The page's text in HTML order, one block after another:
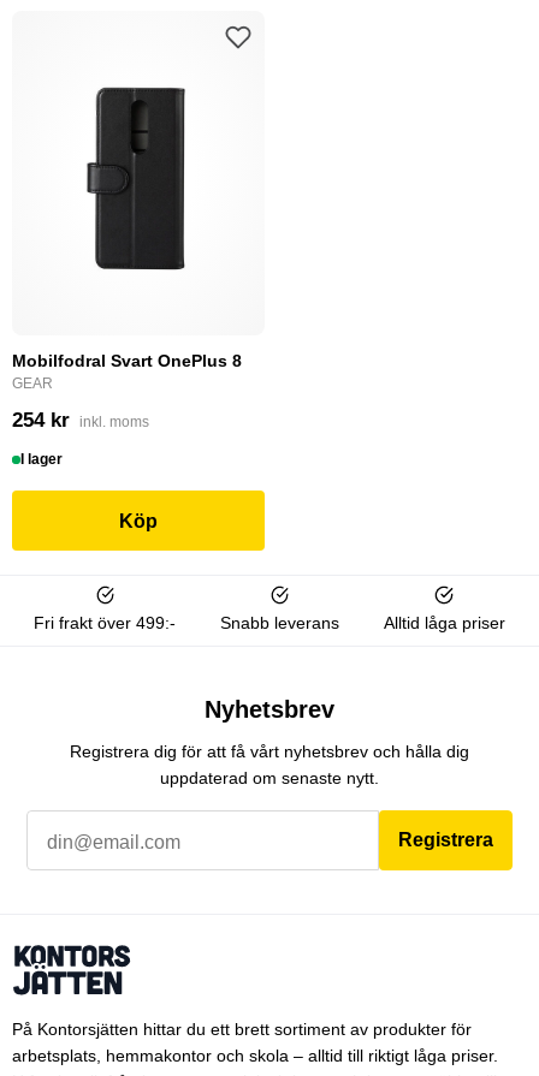
Mobilfodral Svart OnePlus 8
GEAR
254 kr inkl. moms
I lager
Köp
Fri frakt över 499:- Snabb leverans Alltid låga priser
Nyhetsbrev
Registrera dig för att få vårt nyhetsbrev och hålla dig
uppdaterad om senaste nytt.
Registrera
På Kontorsjätten hittar du ett brett sortiment av produkter för
arbetsplats, hemmakontor och skola – alltid till riktigt låga priser.